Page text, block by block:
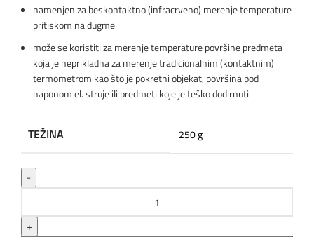
namenjen za beskontaktno (infracrveno) merenje temperature
pritiskom na dugme
može se koristiti za merenje temperature površine predmeta
koja je neprikladna za merenje tradicionalnim (kontaktnim)
termometrom kao što je pokretni objekat, površina pod
naponom el. struje ili predmeti koje je teško dodirnuti
TEŽINA 250 g